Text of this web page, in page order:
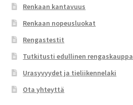
Renkaan kantavuus
Renkaan nopeusluokat
Rengastestit
Tutkitusti edullinen rengaskauppa
Urasyvyydet ja tieliikennelaki
Ota yhteyttä